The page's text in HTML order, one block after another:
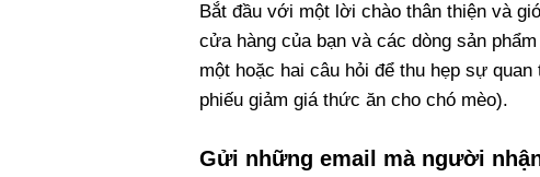
Bắt đầu với một lời chào thân thiện và
cửa hàng của bạn và các dòng sản
một hoặc hai câu hỏi để thu hẹp sự
phiếu giảm giá thức ăn cho chó mèo).
Gửi những email mà người